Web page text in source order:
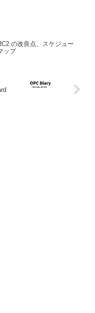
の改良点、スケジュー
ップ